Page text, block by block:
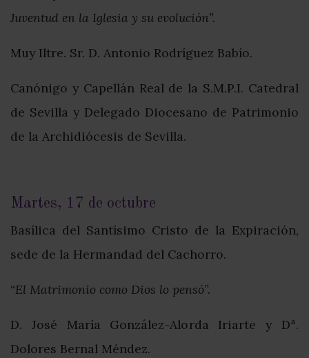
Juventud en la Iglesia y su evolución”.
Muy Iltre. Sr. D. Antonio Rodríguez Babío.
Canónigo y Capellán Real de la S.M.P.I. Catedral
de Sevilla y Delegado Diocesano de Patrimonio
de la Archidiócesis de Sevilla.
Martes, 17 de octubre
Basílica del Santísimo Cristo de la Expiración,
sede de la Hermandad del Cachorro.
“El Matrimonio como Dios lo pensó”.
D. José María González-Alorda Iriarte y Dª.
Dolores Bernal Méndez.